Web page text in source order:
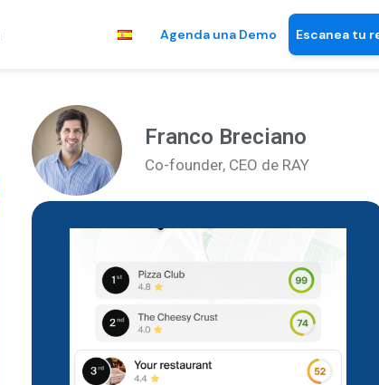
Agenda una Demo Escanea tu
Franco Breciano
Co-founder, CEO de RAY